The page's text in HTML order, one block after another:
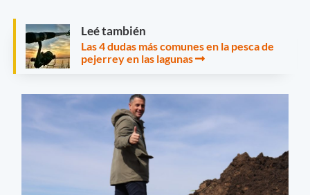
Leé también
Las 4 dudas más comunes en la pesca de
pejerrey en las lagunas